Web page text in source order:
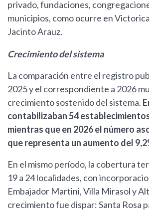
privado, fundaciones,
municipios, como ocurre en
Jacinto Arauz.
Crecimiento del sistema
La comparación entre el registro
2025 y el correspondiente a 2026
crecimiento sostenido del sistema.
contabilizaban 54
mientras que en 2026 el número
que representa un aumento del
En el mismo período, la cobertura
19 a 24 localidades, con
Embajador Martini, Villa Mirasol y
crecimiento fue dispar: Santa Rosa